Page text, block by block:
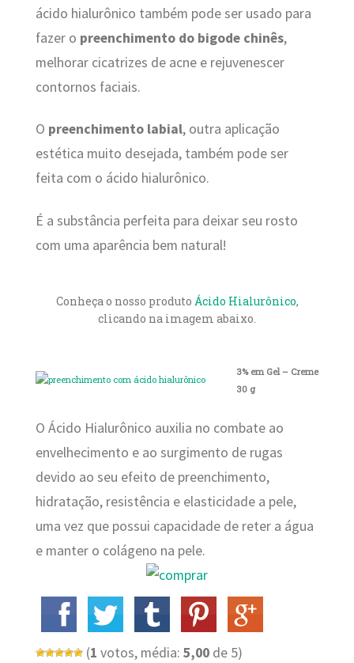
ácido hialurônico também pode ser usado para
fazer o preenchimento do bigode chinês,
melhorar cicatrizes de acne e rejuvenescer
contornos faciais.
O preenchimento labial, outra aplicação
estética muito desejada, também pode ser
feita com o ácido hialurônico.
É a substância perfeita para deixar seu rosto
com uma aparência bem natural!
Conheça o nosso produto Ácido Hialurônico,
clicando na imagem abaixo.
3% em Gel – Creme
30 g
O Ácido Hialurônico auxilia no combate ao
envelhecimento e ao surgimento de rugas
devido ao seu efeito de preenchimento,
hidratação, resistência e elasticidade a pele,
uma vez que possui capacidade de reter a água
e manter o colágeno na pele.
(1 votos, média: 5,00de 5)